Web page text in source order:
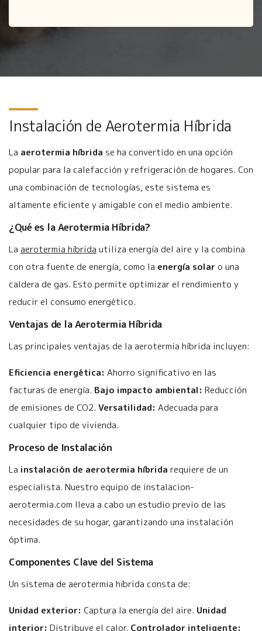
Instalación de Aerotermia Híbrida
La aerotermia híbrida se ha convertido en una opción
popular para la calefacción y refrigeración de hogares. Con
una combinación de tecnologías, este sistema es
altamente eficiente y amigable con el medio ambiente.
¿Qué es la Aerotermia Híbrida?
La aerotermia híbrida utiliza energía del aire y la combina
con otra fuente de energía, como la energía solaro una
caldera de gas. Esto permite optimizar el rendimiento y
reducir el consumo energético.
Ventajas de la Aerotermia Híbrida
Las principales ventajas de la aerotermia híbrida incluyen:
Eficiencia energética: Ahorro significativo en las
facturas de energía. Bajo impacto ambiental: Reducción
de emisiones de CO2. Versatilidad: Adecuada para
cualquier tipo de vivienda.
Proceso de Instalación
La instalación de aerotermia híbrida requiere de un
especialista. Nuestro equipo de instalacion-
aerotermia.com lleva a cabo un estudio previo de las
necesidades de su hogar, garantizando una instalación
óptima.
Componentes Clave del Sistema
Un sistema de aerotermia híbrida consta de:
Unidad exterior: Captura la energía del aire. Unidad
interior: Distribuye el calor. Controlador inteligente: